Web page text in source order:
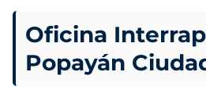
Oficina
Popayán